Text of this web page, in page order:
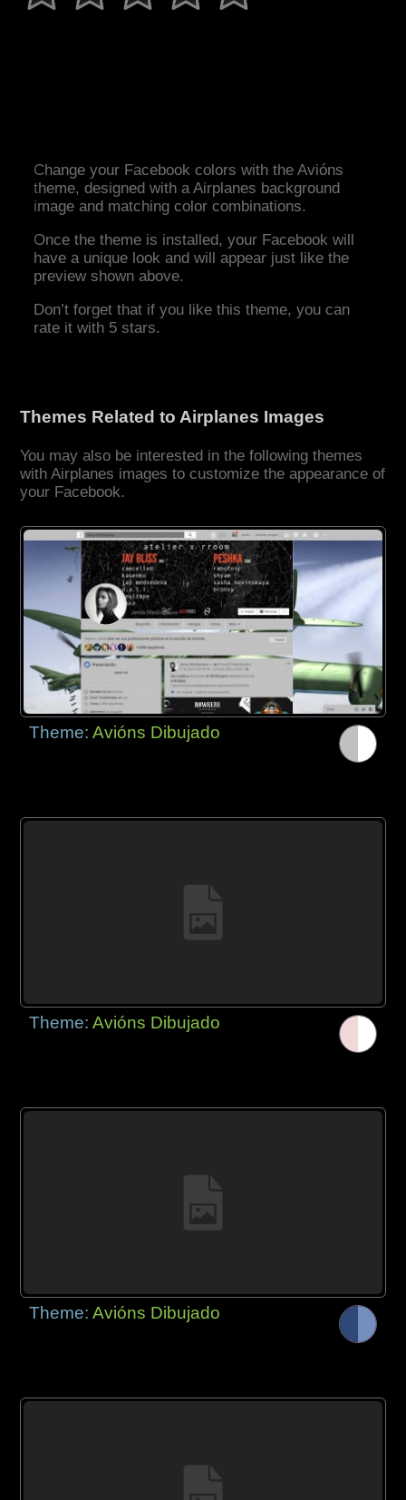
Change your Facebook colors with the Avións
theme, designed with a Airplanes background
image and matching color combinations.
Once the theme is installed, your Facebook will
have a unique look and will appear just like the
preview shown above.
Don’t forget that if you like this theme, you can
rate it with 5 stars.
Themes Related to Airplanes Images
You may also be interested in the following themes
with Airplanes images to customize the appearance of
your Facebook.
Theme:Avións Dibujado
Theme:Avións Dibujado
Theme:Avións Dibujado